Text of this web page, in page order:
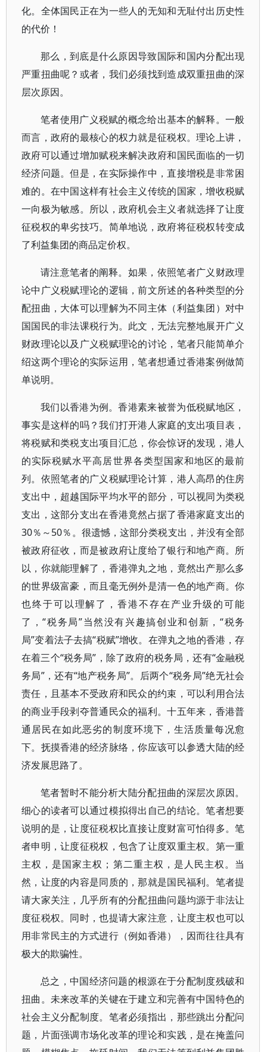
化。全体国民正在为一些人的无知和无耻付出历史性
的代价！
那么，到底是什么原因导致国际和国内分配出现
严重扭曲呢？或者，我们必须找到造成双重扭曲的深
层次原因。
笔者使用广义税赋的概念给出基本的解释。一般
而言，政府的最核心的权力就是征税权。理论上讲，
政府可以通过增加赋税来解决政府和国民面临的一切
经济问题。但是，在实际操作中，直接增税是非常困
难的。在中国这样有社会主义传统的国家，增收税赋
一向极为敏感。所以，政府机会主义者就选择了让度
征税权的卑劣技巧。简单地说，政府将征税权转变成
了利益集团的商品定价权。
请注意笔者的阐释。如果，依照笔者广义财政理
论中广义税赋理论的逻辑，前文所述的各种类型的分
配扭曲，大体可以理解为不同主体（利益集团）对中
国国民的非法课税行为。此文，无法完整地展开广义
财政理论以及广义税赋理论的讨论，笔者只能简单介
绍这两个理论的实际运用，笔者想通过香港案例做简
单说明。
我们以香港为例。香港素来被誉为低税赋地区，
事实是这样的吗？我们打开港人家庭的支出项目表，
将税赋和类税支出项目汇总，你会惊讶的发现，港人
的实际税赋水平高居世界各类型国家和地区的最前
列。依照笔者的广义税赋理论计算，港人高昂的住房
支出中，超越国际平均水平的部分，可以视同为类税
支出，这部分支出在香港竟然占据了香港家庭支出的
30％～50％。很遗憾，这部分类税支出，并没有全部
被政府征收，而是被政府让度给了银行和地产商。所
以，你就能理解了，香港弹丸之地，竟然出产那么多
的世界级富豪，而且毫无例外是清一色的地产商。你
也终于可以理解了，香港不存在产业升级的可能
了，“税务局”当然没有兴趣搞创业和创新，“税务
局”变着法子去搞“税赋”增收。在弹丸之地的香港，存
在着三个“税务局”，除了政府的税务局，还有“金融税
务局”，还有“地产税务局”。后两个“税务局”绝无社会
责任，且基本不受政府和民众的约束，可以利用合法
的商业手段剥夺普通民众的福利。十五年来，香港普
通居民在如此恶劣的制度环境下，生活质量每况愈
下。抚摸香港的经济脉络，你应该可以参透大陆的经
济发展思路了。
笔者暂时不能分析大陆分配扭曲的深层次原因。
细心的读者可以通过模拟得出自己的结论。笔者想要
说明的是，让度征税权比直接让度财富可怕得多。笔
者申明，让度征税权，包含了让度双重主权。第一重
主权，是国家主权；第二重主权，是人民主权。当
然，让度的内容是同质的，那就是国民福利。笔者提
请大家关注，几乎所有的分配扭曲问题均源于非法让
度征税权。同时，也提请大家注意，让度主权也可以
用非常民主的方式进行（例如香港），因而往往具有
极大的欺骗性。
总之，中国经济问题的根源在于分配制度残破和
扭曲。未来改革的关键在于建立和完善有中国特色的
社会主义分配制度。笔者必须指出，那些跳出分配问
题，片面强调市场化改革的理论和实践，是在掩盖问